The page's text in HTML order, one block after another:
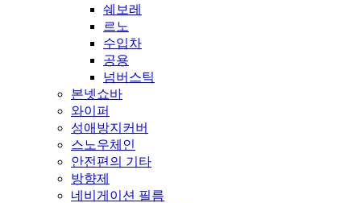
쉐보레
르노
수입차
공용
넘버스틱
본넷쇼바
와이퍼
성애방지커버
스노우체인
안전편의 기타
방향제
네비게이션 필름